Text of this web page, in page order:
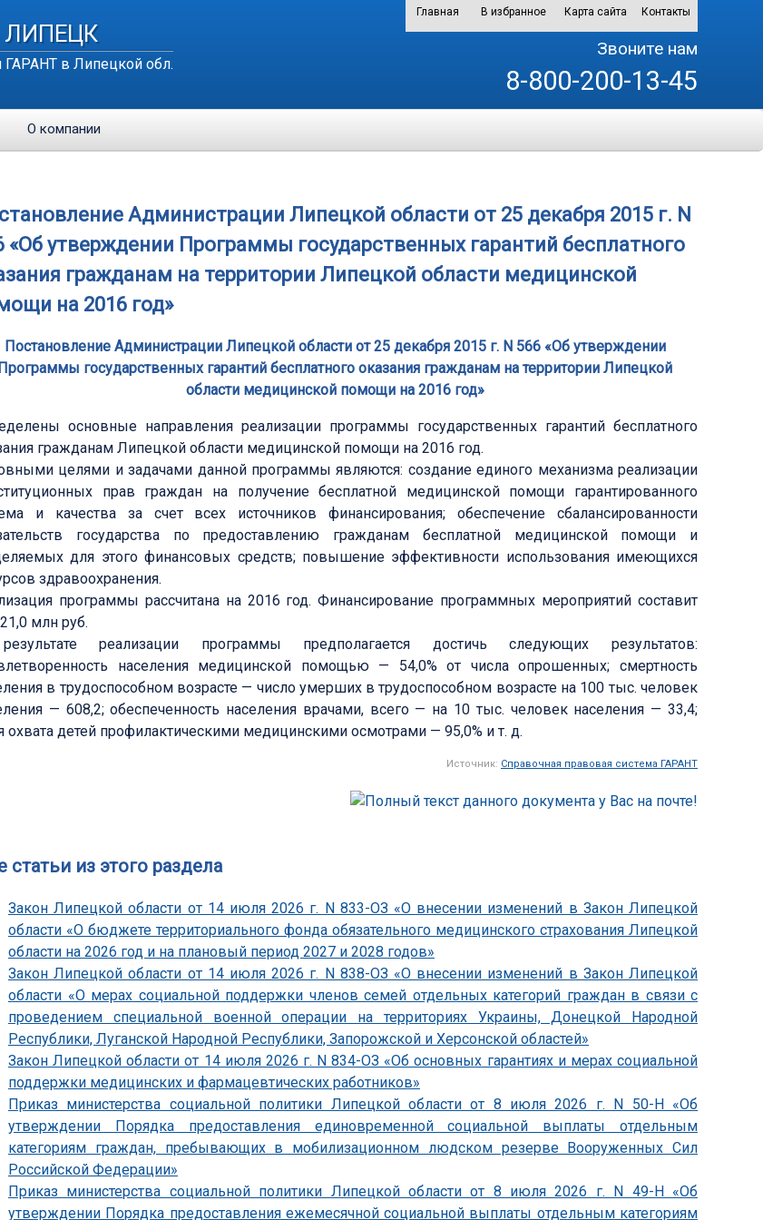
ЛИПЕЦК
в Липецкой обл.
Главная В избранное Карта сайта Контакты
Звоните нам
8-800-200-13-45
О компании
Администрации Липецкой области от 25 декабря 2015 г. N
«Об утверждении Программы государственных гарантий бесплатного
гражданам на территории Липецкой области медицинской
на 2016 год»
Постановление Администрации Липецкой области от 25 декабря 2015 г. N 566 «Об утверждении
Программы государственных гарантий бесплатного оказания гражданам на территории Липецкой
области медицинской помощи на 2016 год»
основные направления реализации программы государственных гарантий бесплатного
гражданам Липецкой области медицинской помощи на 2016 год.
целями и задачами данной программы являются: создание единого механизма реализации
прав граждан на получение бесплатной медицинской помощи гарантированного
и качества за счет всех источников финансирования; обеспечение сбалансированности
государства по предоставлению гражданам бесплатной медицинской помощи и
для этого финансовых средств; повышение эффективности использования имеющихся
здравоохранения.
программы рассчитана на 2016 год. Финансирование программных мероприятий составит
млн руб.
реализации программы предполагается достичь следующих результатов:
населения медицинской помощью — 54,0% от числа опрошенных; смертность
в трудоспособном возрасте — число умерших в трудоспособном возрасте на 100 тыс. человек
— 608,2; обеспеченность населения врачами, всего — на 10 тыс. человек населения — 33,4;
охвата детей профилактическими медицинскими осмотрами — 95,0% и т. д.
Источник: Справочная правовая система ГАРАНТ
статьи из этого раздела
Закон Липецкой области от 14 июля 2026 г. N 833-ОЗ «О внесении изменений в Закон Липецкой
области «О бюджете территориального фонда обязательного медицинского страхования Липецкой
области на 2026 год и на плановый период 2027 и 2028 годов»
Закон Липецкой области от 14 июля 2026 г. N 838-ОЗ «О внесении изменений в Закон Липецкой
области «О мерах социальной поддержки членов семей отдельных категорий граждан в связи с
проведением специальной военной операции на территориях Украины, Донецкой Народной
Республики, Луганской Народной Республики, Запорожской и Херсонской областей»
Закон Липецкой области от 14 июля 2026 г. N 834-ОЗ «Об основных гарантиях и мерах социальной
поддержки медицинских и фармацевтических работников»
Приказ министерства социальной политики Липецкой области от 8 июля 2026 г. N 50-Н «Об
утверждении Порядка предоставления единовременной социальной выплаты отдельным
категориям граждан, пребывающих в мобилизационном людском резерве Вооруженных Сил
Российской Федерации»
Приказ министерства социальной политики Липецкой области от 8 июля 2026 г. N 49-Н «Об
утверждении Порядка предоставления ежемесячной социальной выплаты отдельным категориям